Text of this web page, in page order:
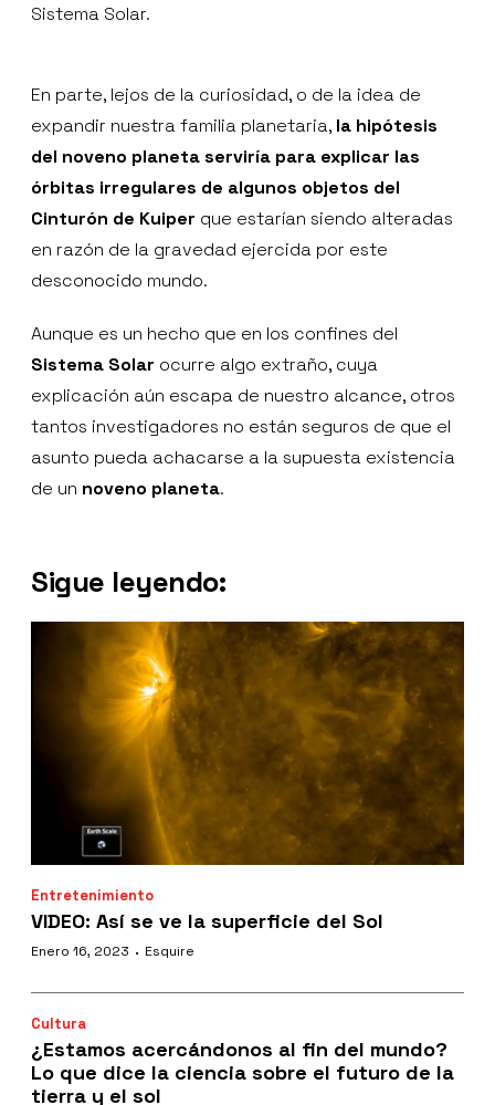
Sistema Solar.
En parte, lejos de la curiosidad, o de la idea de
expandir nuestra familia planetaria, la hipótesis
del noveno planeta serviría para explicar las
órbitas irregulares de algunos objetos del
Cinturón de Kuiper que estarían siendo alteradas
en razón de la gravedad ejercida por este
desconocido mundo.
Aunque es un hecho que en los confines del
Sistema Solar ocurre algo extraño, cuya
explicación aún escapa de nuestro alcance, otros
tantos investigadores no están seguros de que el
asunto pueda achacarse a la supuesta existencia
de un noveno planeta.
Sigue leyendo:
Entretenimiento
VIDEO: Así se ve la superficie del Sol
Enero 16, 2023 · Esquire
Cultura
¿Estamos acercándonos al fin del mundo?
Lo que dice la ciencia sobre el futuro de la
tierra y el sol